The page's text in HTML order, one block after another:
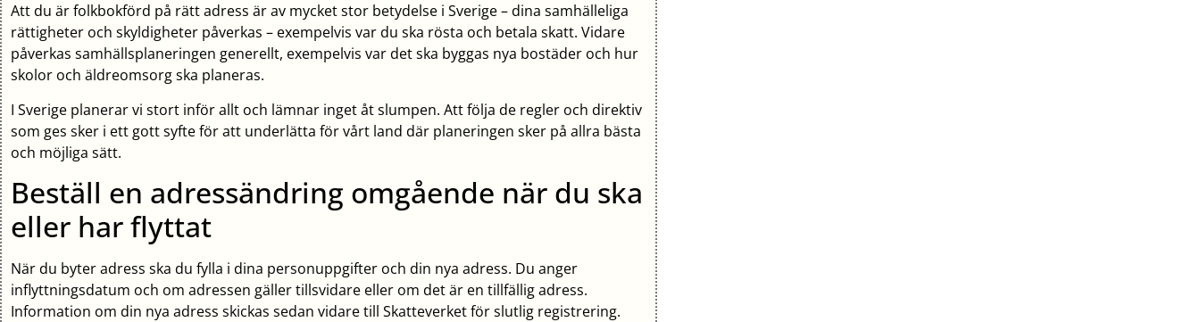
Att du är folkbokförd på rätt adress är av mycket stor betydelse i Sverige – dina samhälleliga
rättigheter och skyldigheter påverkas – exempelvis var du ska rösta och betala skatt. Vidare
påverkas samhällsplaneringen generellt, exempelvis var det ska byggas nya bostäder och hur
skolor och äldreomsorg ska planeras.
I Sverige planerar vi stort inför allt och lämnar inget åt slumpen. Att följa de regler och direktiv
som ges sker i ett gott syfte för att underlätta för vårt land där planeringen sker på allra bästa
och möjliga sätt.
Beställ en adressändring omgående när du ska
eller har flyttat
När du byter adress ska du fylla i dina personuppgifter och din nya adress. Du anger
inflyttningsdatum och om adressen gäller tillsvidare eller om det är en tillfällig adress.
Information om din nya adress skickas sedan vidare till Skatteverket för slutlig registrering.